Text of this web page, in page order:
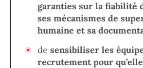
garanties sur la fiabilité
ses mécanismes de
humaine et sa
de sensibiliser les
recrutement pour